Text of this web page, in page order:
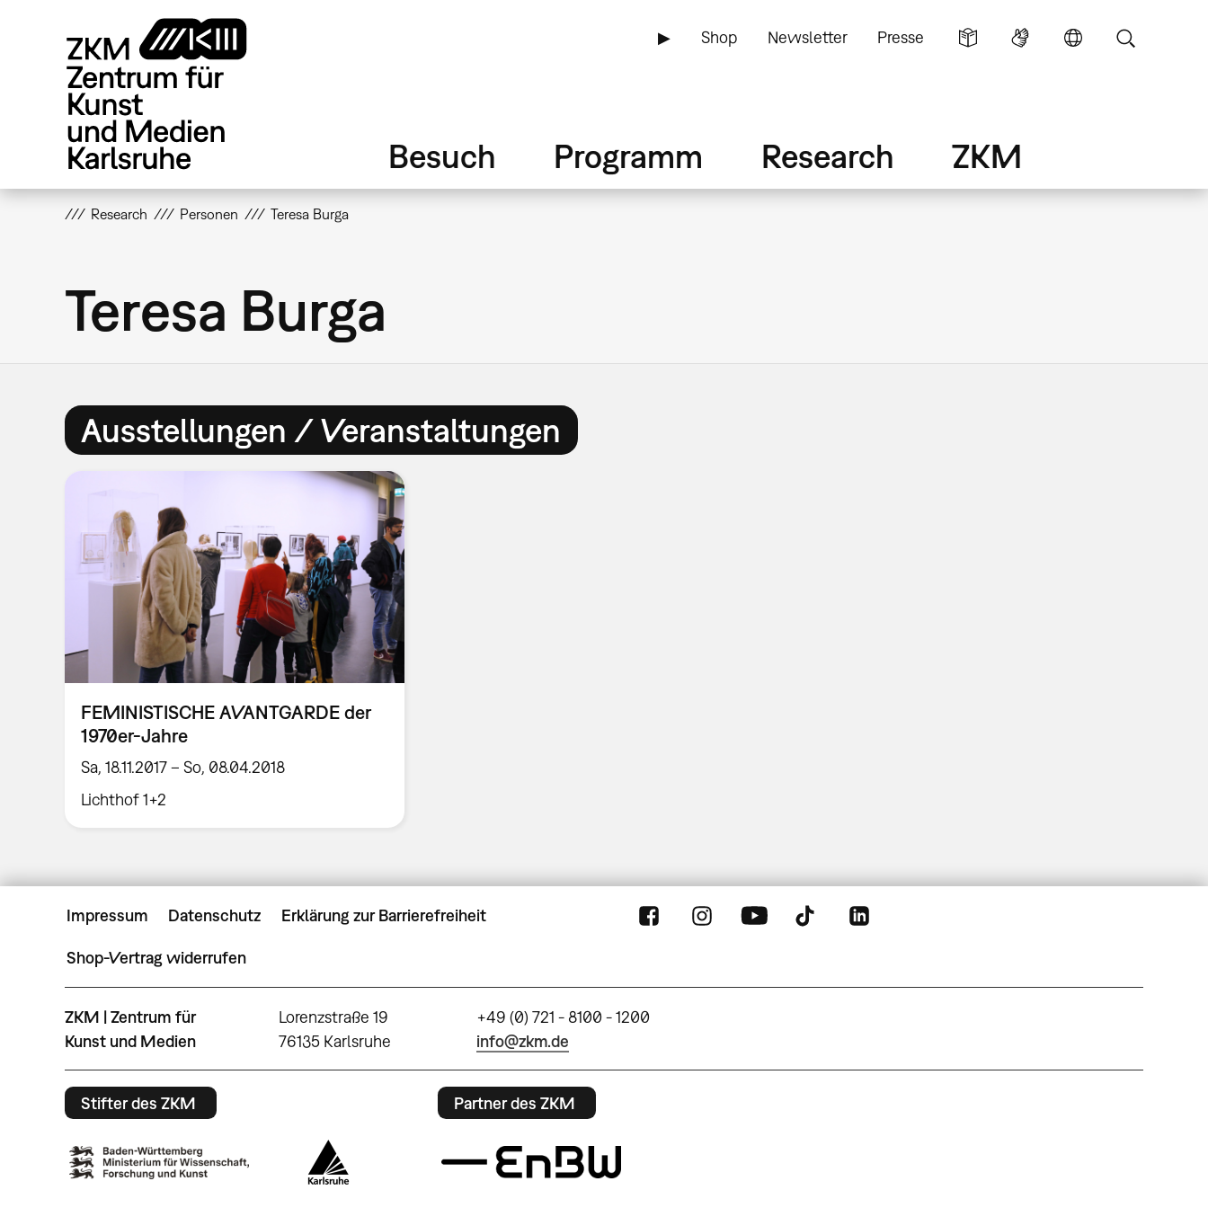
▶ Shop Newsletter Presse
Besuch Programm Research ZKM
Research Personen Teresa Burga
Teresa Burga
Ausstellungen / Veranstaltungen
FEMINISTISCHE AVANTGARDE der
1970er-Jahre
Sa, 18.11.2017 – So, 08.04.2018
Lichthof 1+2
Impressum Datenschutz Erklärung zur Barrierefreiheit
Shop-Vertrag widerrufen
ZKM | Zentrum für
Kunst und Medien
Lorenzstraße 19
76135 Karlsruhe
+49 (0) 721 - 8100 - 1200
info@zkm.de
Stifter des ZKM Partner des ZKM